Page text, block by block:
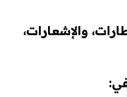
والإشعارات،